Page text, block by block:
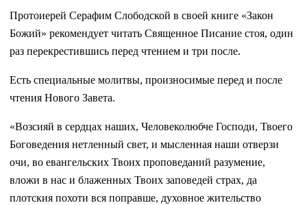
Протоиерей Серафим Слободской в своей книге «Закон
Божий» рекомендует читать Священное Писание стоя, один
раз перекрестившись перед чтением и три после.
Есть специальные молитвы, произносимые перед и после
чтения Нового Завета.
«Возсияй в сердцах наших, Человеколюбче Господи, Твоего
Боговедения нетленный свет, и мысленная наши отверзи
очи, во евангельских Твоих проповеданий разумение,
вложи в нас и блаженных Твоих заповедей страх, да
плотския похоти вся поправше, духовное жительство